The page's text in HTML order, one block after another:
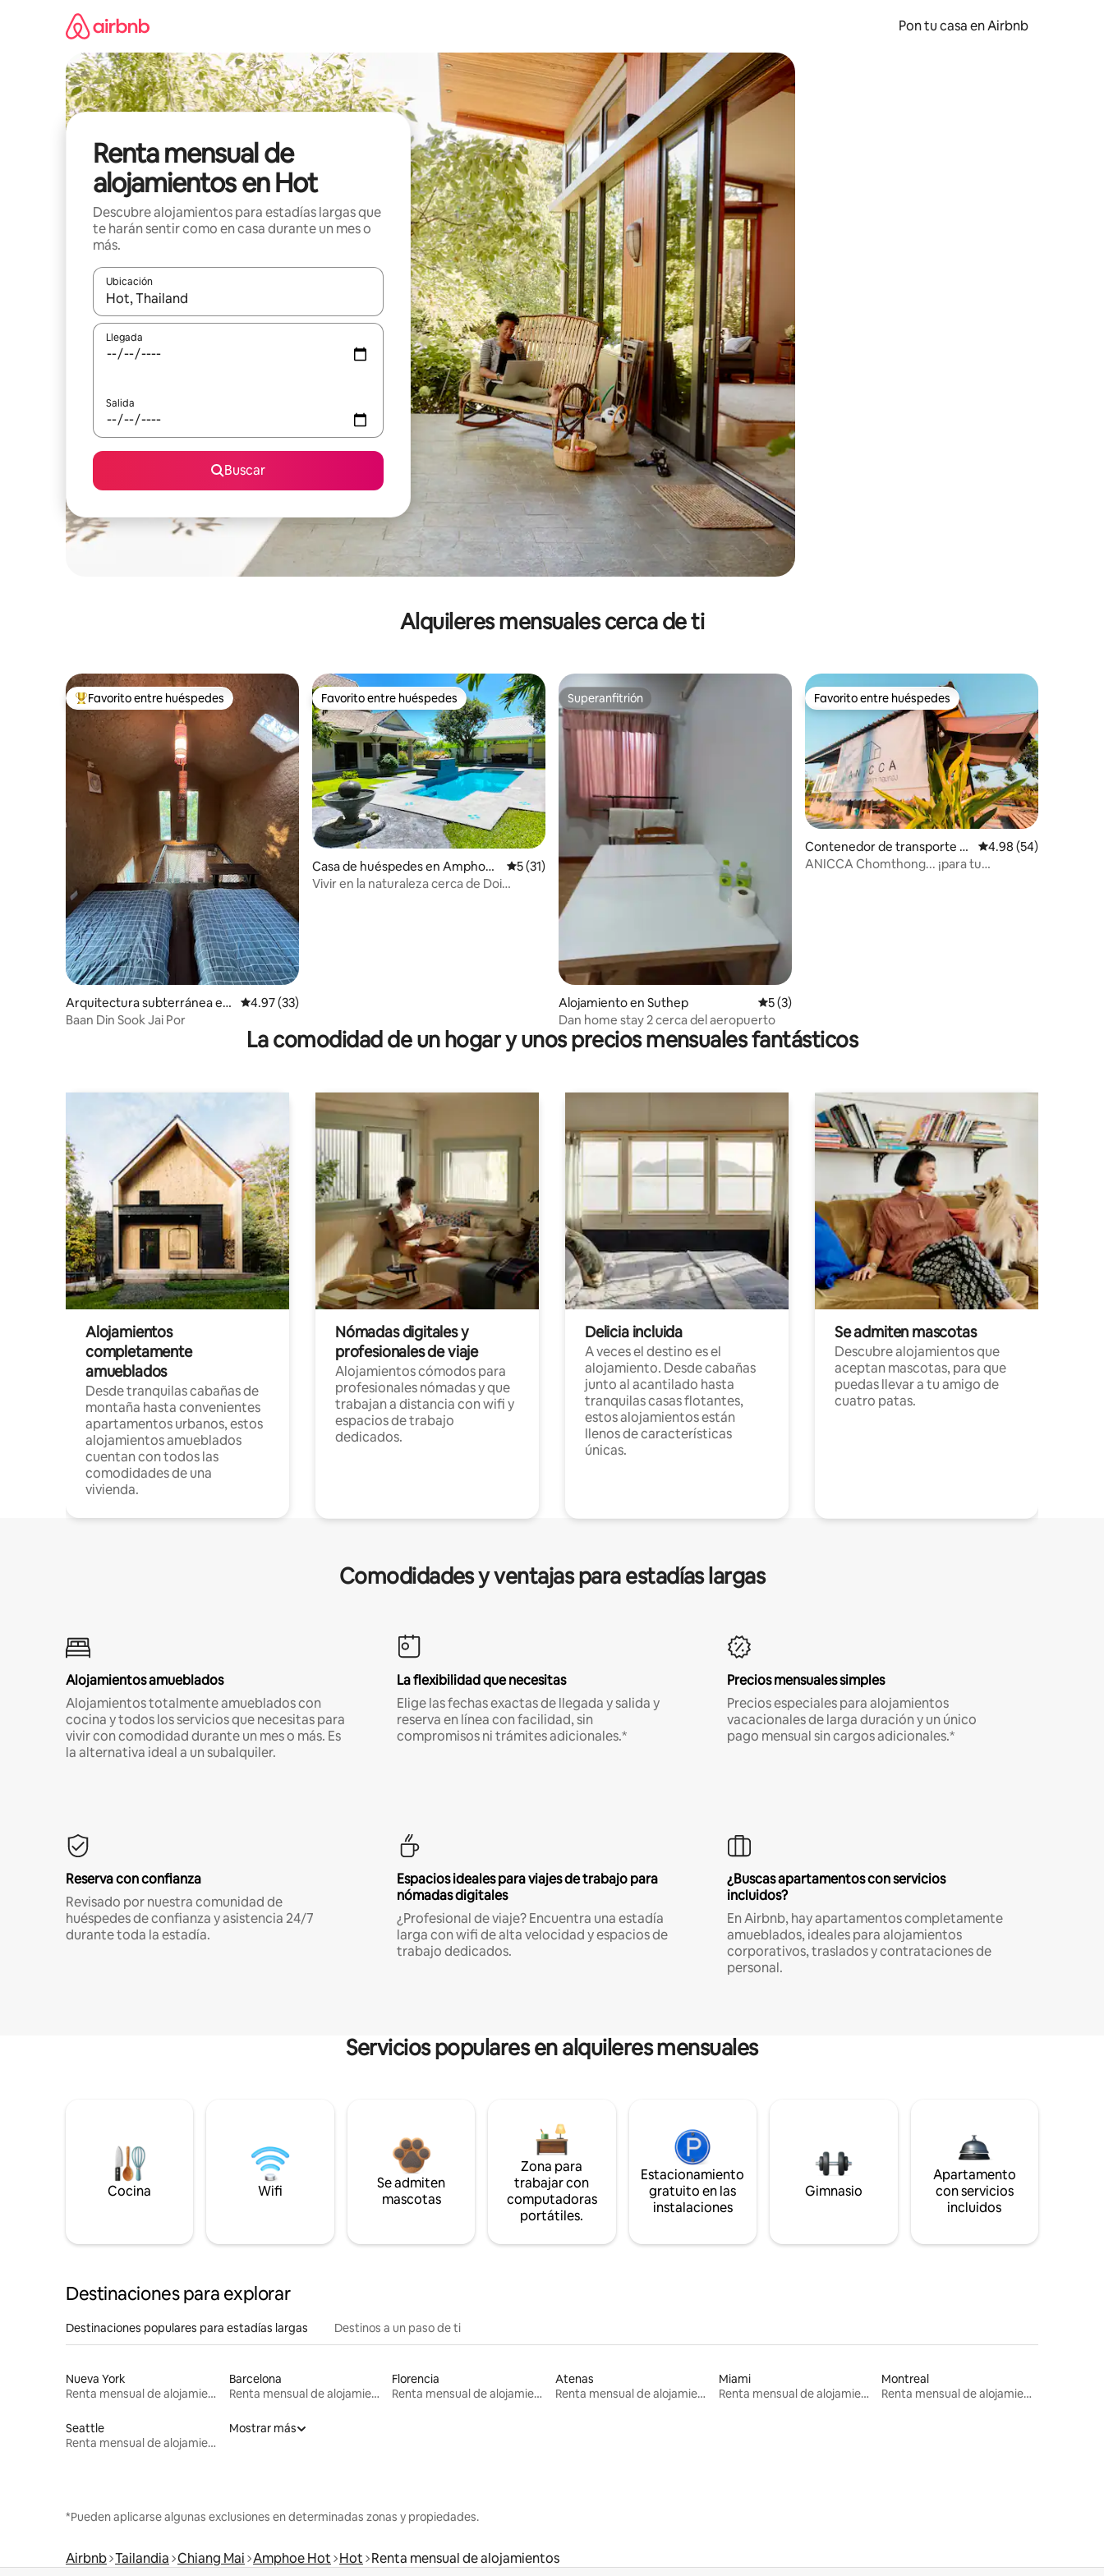
Pon tu casa en Airbnb
Renta mensual de
alojamientos en Hot
Descubre alojamientos para estadías largas que
te harán sentir como en casa durante un mes o
más.
Ubicación
Cuando los resultados estén disponibles, navega con las teclas de flecha hacia arriba y hacia abajo o explora con el tacto o desliza el dedo.
Llegada
Salida
Buscar
Alquileres mensuales cerca de ti
Favorito entre huéspedes preferido
Favorito entre huéspedes
Arquitectura subterránea en
San Pa Tong District
Calificación promedio: 4.97 de 5, 33 reseñas
4.97 (33)
Baan Din Sook Jai Por
Favorito entre huéspedes
Favorito entre huéspedes
Casa de huéspedes en Amphoe
Chom Thong
Calificación promedio: 5 de 5, 31 reseñas
5 (31)
Vivir en la naturaleza cerca de Doi
Superanfitrión
Superanfitrión
Alojamiento en Suthep Calificación promedio: 5 de 5, 3 reseñas
5 (3)
Dan home stay 2 cerca del aeropuerto
Favorito entre huéspedes
Favorito entre huéspedes
Contenedor de transporte e
n Ban Luang
Calificación
4.98 (54)
ANICCA Chomthong... ¡para tu
La comodidad de un hogar y unos precios mensuales fantásticos
Alojamientos
completamente
amueblados
Desde tranquilas cabañas de
montaña hasta convenientes
apartamentos urbanos, estos
alojamientos amueblados
cuentan con todos las
comodidades de una
vivienda.
Nómadas digitales y
profesionales de viaje
Alojamientos cómodos para
profesionales nómadas y que
trabajan a distancia con wifi y
espacios de trabajo
dedicados.
Delicia incluida
A veces el destino es el
alojamiento. Desde cabañas
junto al acantilado hasta
tranquilas casas flotantes,
estos alojamientos están
llenos de características
únicas.
Se admiten mascotas
Descubre alojamientos que
aceptan mascotas, para que
puedas llevar a tu amigo de
cuatro patas.
Comodidades y ventajas para estadías largas
Alojamientos amueblados
Alojamientos totalmente amueblados con
cocina y todos los servicios que necesitas para
vivir con comodidad durante un mes o más. Es
la alternativa ideal a un subalquiler.
La flexibilidad que necesitas
Elige las fechas exactas de llegada y salida y
reserva en línea con facilidad, sin
compromisos ni trámites adicionales.*
Precios mensuales simples
Precios especiales para alojamientos
vacacionales de larga duración y un único
pago mensual sin cargos adicionales.*
Reserva con confianza
Revisado por nuestra comunidad de
huéspedes de confianza y asistencia 24/7
durante toda la estadía.
Espacios ideales para viajes de trabajo para
nómadas digitales
¿Profesional de viaje? Encuentra una estadía
larga con wifi de alta velocidad y espacios de
trabajo dedicados.
¿Buscas apartamentos con servicios
incluidos?
En Airbnb, hay apartamentos completamente
amueblados, ideales para alojamientos
corporativos, traslados y contrataciones de
personal.
Servicios populares en alquileres mensuales
Cocina Wifi
Se admiten
mascotas
Zona para
trabajar con
computadoras
portátiles.
Estacionamiento
gratuito en las
instalaciones
Gimnasio
Apartamento
con servicios
incluidos
Destinaciones para explorar
Destinaciones populares para estadías largas Destinos a un paso de ti
Nueva York
Renta mensual de alojamientos
Barcelona
Renta mensual de alojamientos
Florencia
Renta mensual de alojamientos
Atenas
Renta mensual de alojamientos
Miami
Renta mensual de alojamientos
Montreal
Renta mensual de alojamientos
Seattle
Renta mensual de alojamientos
Mostrar más
*Pueden aplicarse algunas exclusiones en determinadas zonas y propiedades.
Airbnb Tailandia Chiang Mai Amphoe Hot Hot Renta mensual de alojamientos